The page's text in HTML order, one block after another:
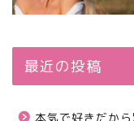
最近の投稿
本気で好きだか